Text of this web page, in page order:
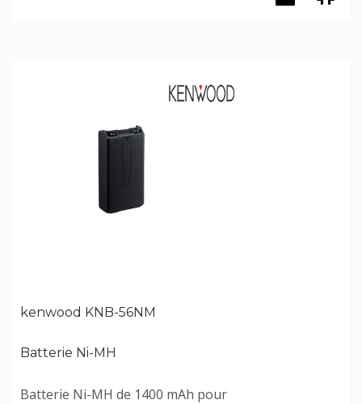
kenwood KNB-56NM
Batterie Ni-MH
Batterie Ni-MH de 1400 mAh pour